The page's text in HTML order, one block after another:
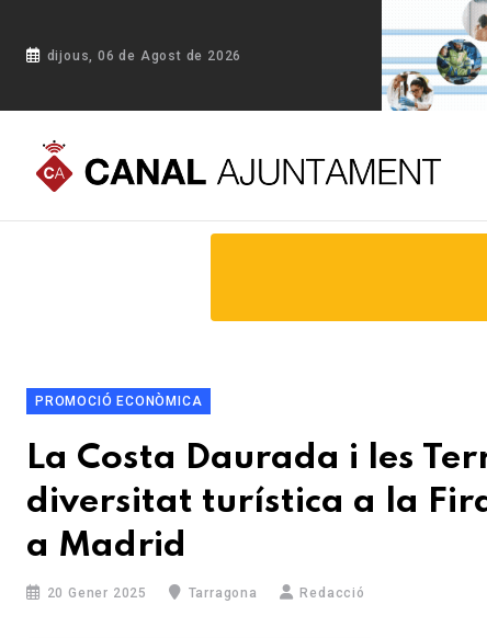
dijous, 06 de Agost de 2026
Portada Blog La Costa Daurada i les Terres de l'Ebre
PROMOCIÓ ECONÒMICA
La Costa Daurada i les
diversitat turística a la
a Madrid
20 Gener 2025 Tarragona Redacció